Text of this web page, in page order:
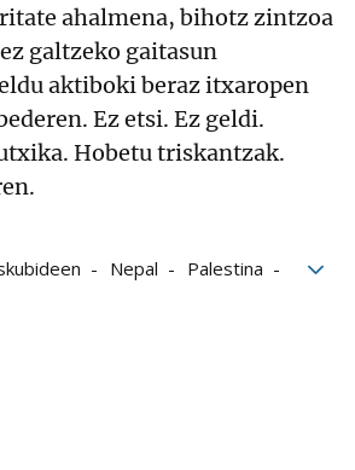
ahalmena, bihotz zintzoa
galtzeko gaitasun
aktiboki beraz itxaropen
Ez etsi. Ez geldi.
Hobetu triskantzak.
Nepal
Palestina